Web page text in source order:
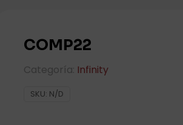
COMP22
Categoría: Infinity
SKU: N/D